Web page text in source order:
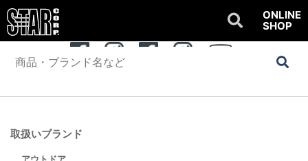
ONLINE
SHOP
OUTDOOR
取扱いブランド